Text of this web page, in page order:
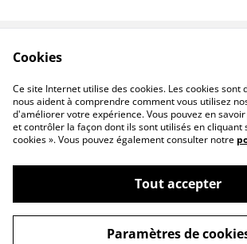
Privacy Policy
Cookie
F.A.Q
©2026Allersensciel
Cookies
Ce site Internet utilise des cookies. Les cookies sont
nous aident à comprendre comment vous utilisez
d'améliorer votre expérience. Vous pouvez en
et contrôler la façon dont ils sont utilisés en cliquant
cookies ». Vous pouvez également consulter notre
Tout accepter
Paramètres de